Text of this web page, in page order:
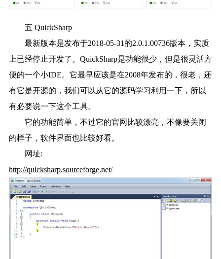
五 QuickSharp
最新版本是发布于2018-05-31的2.0.1.00736版本，实质
上已经停止开发了。QuickSharp是功能很少，但是很灵活方
便的一个小IDE。它最早应该是在2008年发布的，很老，还
有它是开源的，我们可以从它的源码学习利用一下，所以
有必要说一下这个工具。
它的功能简单，不过它的官网比较漂亮，不像要关闭
的样子，软件界面也比较好看。
网址:
http://quicksharp.sourceforge.net/